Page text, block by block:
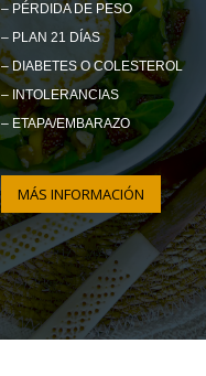
– PÉRDIDA DE PESO
– PLAN 21 DÍAS
– DIABETES O COLESTEROL
– INTOLERANCIAS
– ETAPA/EMBARAZO
MÁS INFORMACIÓN